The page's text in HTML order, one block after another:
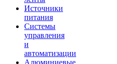
Источники
питания
Системы
управления
и
автоматизации
Алюминиевые